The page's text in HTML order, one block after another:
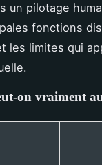
un pilotage
fonctions
les limites qui
on vraiment